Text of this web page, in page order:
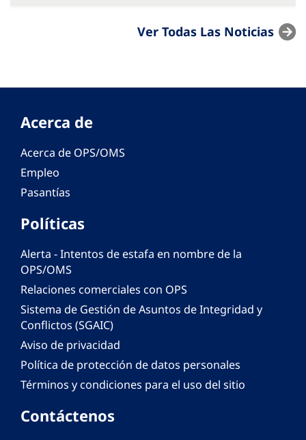
Ver Todas Las Noticias
Acerca de
Acerca de OPS/OMS
Empleo
Pasantías
Políticas
Alerta - Intentos de estafa en nombre de la
OPS/OMS
Relaciones comerciales con OPS
Sistema de Gestión de Asuntos de Integridad y
Conflictos (SGAIC)
Aviso de privacidad
Política de protección de datos personales
Términos y condiciones para el uso del sitio
Contáctenos